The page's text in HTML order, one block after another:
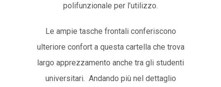
polifunzionale per l’utilizzo.
Le ampie tasche frontali conferiscono
ulteriore confort a questa cartella che trova
largo apprezzamento anche tra gli studenti
universitari. Andando più nel dettaglio